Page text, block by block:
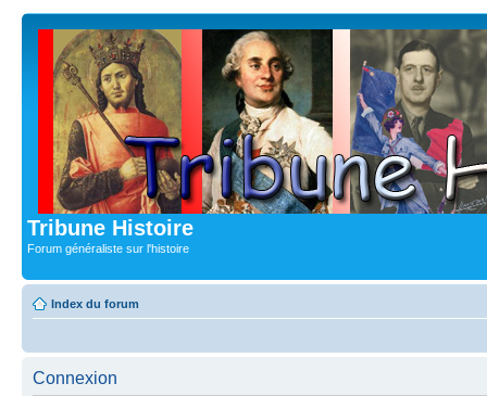
Tribune Histoire
Forum généraliste sur l'histoire
Index du forum
Connexion